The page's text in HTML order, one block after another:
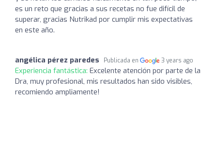
es un reto que gracias a sus recetas no fue difícil de
superar, gracias Nutrikad por cumplir mis expectativas
en este año.
angélica pérez paredes Publicada en 3 years ago
Experiencia fantástica: Excelente atención por parte de la
Dra, muy profesional, mis resultados han sido visibles,
recomiendo ampliamente!